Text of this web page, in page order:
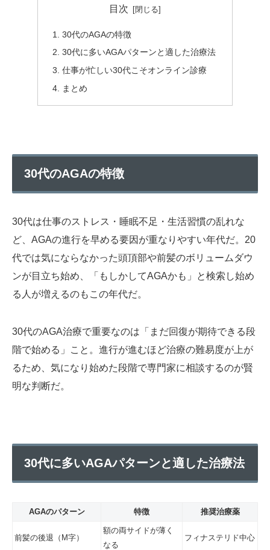
目次
30代のAGAの特徴
30代に多いAGAパターンと適した治療法
仕事が忙しい30代こそオンライン診療
まとめ
30代のAGAの特徴
30代は仕事のストレス・睡眠不足・生活習慣の乱れな
ど、AGAの進行を早める要因が重なりやすい年代だ。20
代では気にならなかった頭頂部や前髪のボリュームダウ
ンが目立ち始め、「もしかしてAGAかも」と検索し始め
る人が増えるのもこの年代だ。
30代のAGA治療で重要なのは「まだ回復が期待できる段
階で始める」こと。進行が進むほど治療の難易度が上が
るため、気になり始めた段階で専門家に相談するのが賢
明な判断だ。
30代に多いAGAパターンと適した治療法
AGAのパターン 特徴 推奨治療薬
前髪の後退（M字）
額の両サイドが薄く
なる
フィナステリド中心